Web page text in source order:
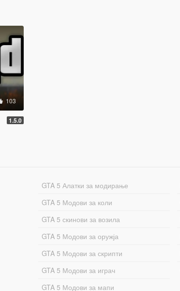
103
1.5.0
GTA 5 Алатки за модирање
GTA 5 Модови за коли
GTA 5 скинови за возила
GTA 5 Модови за оружја
GTA 5 Модови за скрипти
GTA 5 Модови за играч
GTA 5 Модови за мапи